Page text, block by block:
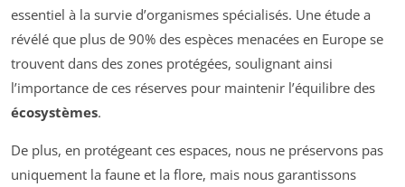
essentiel à la survie d’organismes spécialisés. Une étude a
révélé que plus de 90% des espèces menacées en Europe se
trouvent dans des zones protégées, soulignant ainsi
l’importance de ces réserves pour maintenir l’équilibre des
écosystèmes.
De plus, en protégeant ces espaces, nous ne préservons pas
uniquement la faune et la flore, mais nous garantissons